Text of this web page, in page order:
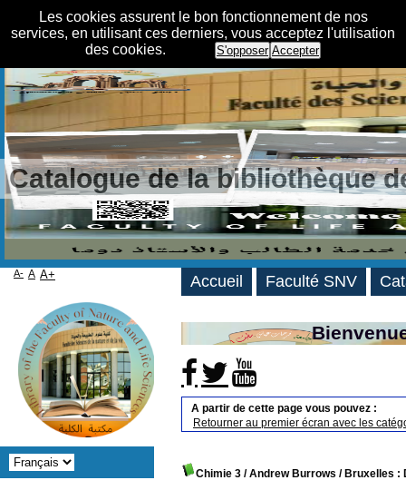
Les cookies assurent le bon fonctionnement de nos
services, en utilisant ces derniers, vous acceptez l'utilisation
des cookies.
S'opposer Accepter
Catalogue de la bibliothèque
A partir de cette page vous pouvez :
Retourner au premier écran avec les
Chimie 3 / Andrew Burrows / Bruxelles :
Accueil Faculté SNV
A- A A+